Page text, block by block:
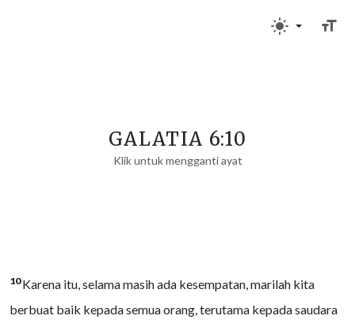
GALATIA 6:10
Klik untuk mengganti ayat
10Karena itu, selama masih ada kesempatan, marilah kita
berbuat baik kepada semua orang, terutama kepada saudara